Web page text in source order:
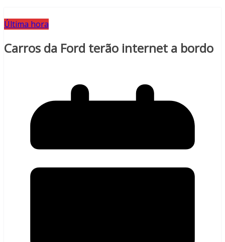
Última hora
Carros da Ford terão internet a bordo